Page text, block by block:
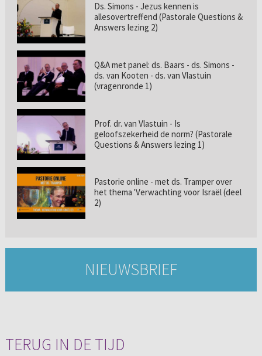
Ds. Simons - Jezus kennen is
allesovertreffend (Pastorale Questions &
Answers lezing 2)
Q&A met panel: ds. Baars - ds. Simons -
ds. van Kooten - ds. van Vlastuin
(vragenronde 1)
Prof. dr. van Vlastuin - Is
geloofszekerheid de norm? (Pastorale
Questions & Answers lezing 1)
Pastorie online - met ds. Tramper over
het thema 'Verwachting voor Israël (deel
2)
NIEUWSBRIEF
TERUG IN DE TIJD